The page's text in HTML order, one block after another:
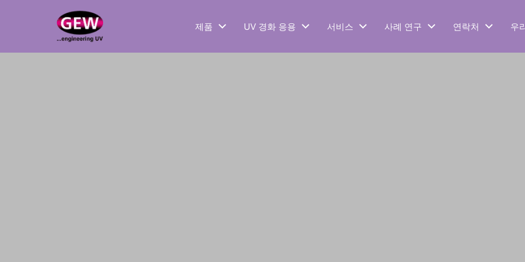
제품 UV 경화 응용 서비스 사례 연구 연락처 우